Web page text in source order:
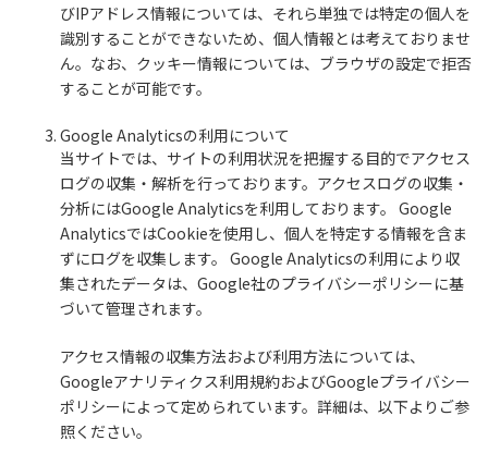
びIPアドレス情報については、それら単独では特定の個人を
識別することができないため、個人情報とは考えておりませ
ん。なお、クッキー情報については、ブラウザの設定で拒否
することが可能です。
Google Analyticsの利用について
当サイトでは、サイトの利用状況を把握する目的でアクセス
ログの収集・解析を行っております。アクセスログの収集・
分析にはGoogle Analyticsを利用しております。 Google
AnalyticsではCookieを使用し、個人を特定する情報を含ま
ずにログを収集します。 Google Analyticsの利用により収
集されたデータは、Google社のプライバシーポリシーに基
づいて管理されます。
アクセス情報の収集方法および利用方法については、
Googleアナリティクス利用規約およびGoogleプライバシー
ポリシーによって定められています。詳細は、以下よりご参
照ください。